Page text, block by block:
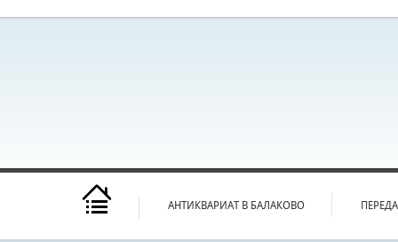
АНТИКВАРИАТ В БАЛАКОВО